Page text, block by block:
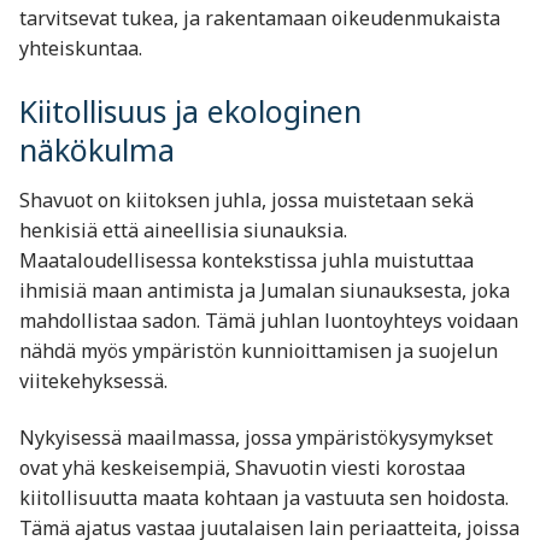
tarvitsevat tukea, ja rakentamaan oikeudenmukaista
yhteiskuntaa.
Kiitollisuus ja ekologinen
näkökulma
Shavuot on kiitoksen juhla, jossa muistetaan sekä
henkisiä että aineellisia siunauksia.
Maataloudellisessa kontekstissa juhla muistuttaa
ihmisiä maan antimista ja Jumalan siunauksesta, joka
mahdollistaa sadon. Tämä juhlan luontoyhteys voidaan
nähdä myös ympäristön kunnioittamisen ja suojelun
viitekehyksessä.
Nykyisessä maailmassa, jossa ympäristökysymykset
ovat yhä keskeisempiä, Shavuotin viesti korostaa
kiitollisuutta maata kohtaan ja vastuuta sen hoidosta.
Tämä ajatus vastaa juutalaisen lain periaatteita, joissa